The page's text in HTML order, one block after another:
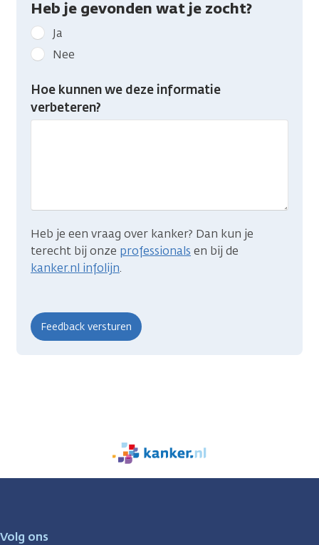
Heb je gevonden wat je zocht?
Geef
kanker.nl
feedback:
Heb
je
gevonden
Ja
Nee
Hoe kunnen we deze informatie
verbeteren?
Heb je een vraag over kanker? Dan kun je
terecht bij onze professionals en bij de
kanker.nl infolijn.
We
zijn
Volg ons